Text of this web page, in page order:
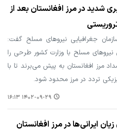
شدید در مرز افغانستان بعد از
جغرافیایی نیروهای مسلح گفت:
نیروهای مسلح با وزارت کشور طرحی را
مرز افغانستان به پیش می‌برند تا با
تردد در مرز محدود شود.
۱۴۰۲-۰۹-۲۹ ۱۶:۱۳
ایرانی‌ها در مرز افغانستان